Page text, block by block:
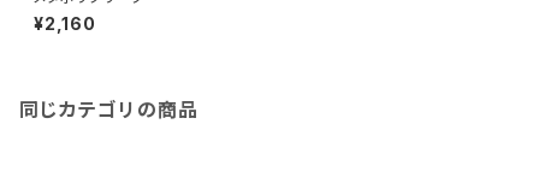
¥2,160
同じカテゴリの商品